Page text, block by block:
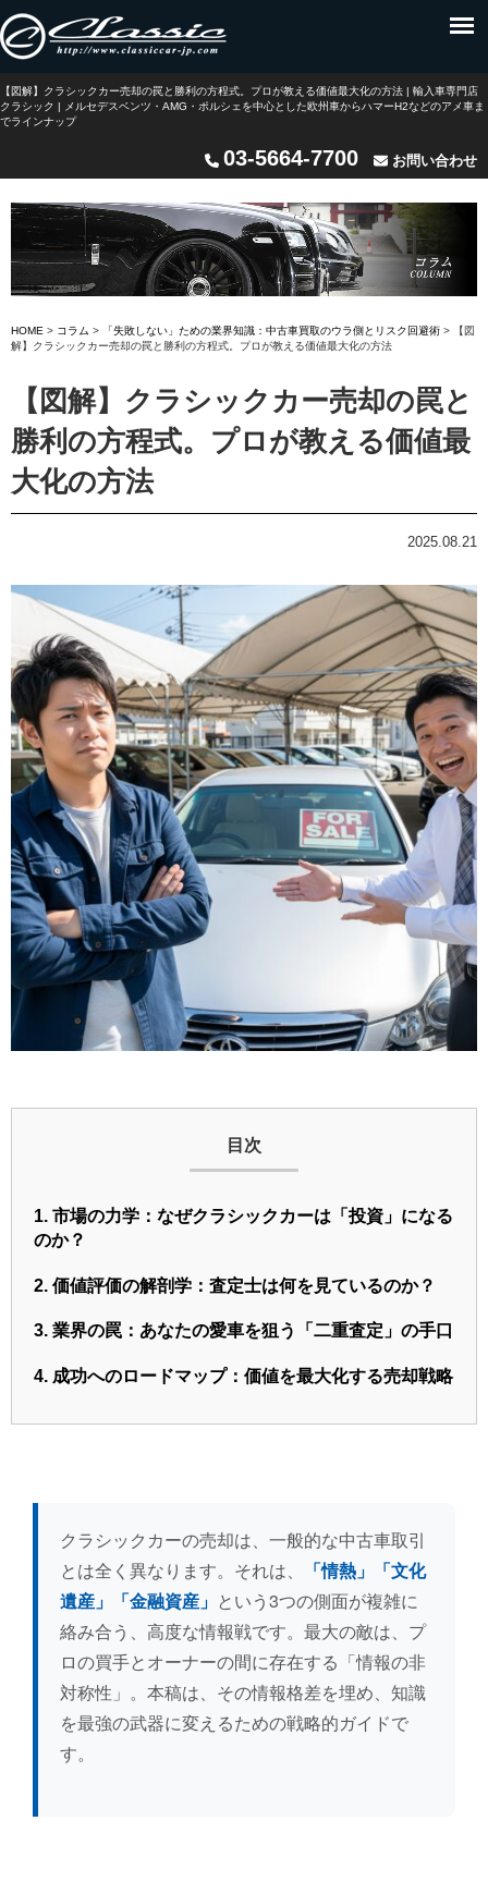
【図解】クラシックカー売却の罠と勝利の方程式。プロが教える価値最大化の方法 | 輸入車専門店
クラシック | メルセデスベンツ・AMG・ポルシェを中心とした欧州車からハマーH2などのアメ車ま
でラインナップ
03-5664-7700 お問い合わせ
HOME > コラム > 「失敗しない」ための業界知識：中古車買取のウラ側とリスク回避術 >
【図
解】クラシックカー売却の罠と勝利の方程式。プロが教える価値最大化の方法
【図解】クラシックカー売却の罠と
勝利の方程式。プロが教える価値最
大化の方法
2025.08.21
目次
1. 市場の力学：なぜクラシックカーは「投資」になる
のか？
2. 価値評価の解剖学：査定士は何を見ているのか？
3. 業界の罠：あなたの愛車を狙う「二重査定」の手口
4. 成功へのロードマップ：価値を最大化する売却戦略
この記事では、クラシックカーを最高額で売却するた
1. クラシックカー市場の力学と投資的価値
市場概観と多層的エコシステム
投資資産としてのクラシックカー
クラシックカーの売却は、一般的な中古車取引
とは全く異なります。それは、
「情熱」「文化
遺産」「金融資産」 という3つの側面が複雑に
絡み合う、高度な情報戦です。最大の敵は、プ
ロの買手とオーナーの間に存在する「情報の非
対称性」。本稿は、その情報格差を埋め、知識
を最強の武器に変えるための戦略的ガイドで
す。